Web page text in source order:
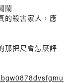
鬧
的殺害家人，應
那把尺會怎麼評